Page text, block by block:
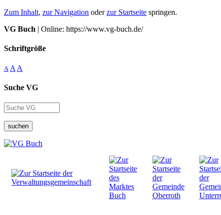
Zum Inhalt, zur Navigation oderzur Startseite springen.
VG Buch | Online: https://www.vg-buch.de/
Schriftgröße
A A A
Suche VG
suchen